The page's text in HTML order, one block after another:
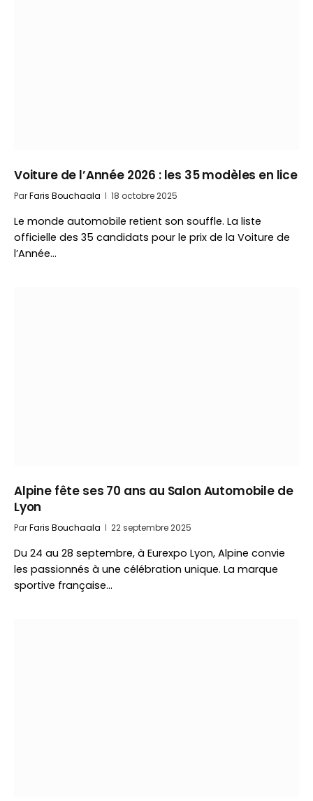
Voiture de l’Année 2026 : les 35 modèles en lice
ParFaris Bouchaala 18 octobre 2025
Le monde automobile retient son souffle. La liste
officielle des 35 candidats pour le prix de la Voiture de
l’Année…
Alpine fête ses 70 ans au Salon Automobile de
Lyon
ParFaris Bouchaala 22 septembre 2025
Du 24 au 28 septembre, à Eurexpo Lyon, Alpine convie
les passionnés à une célébration unique. La marque
sportive française…